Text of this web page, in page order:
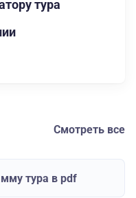
тура
Смотреть все
тура в pdf